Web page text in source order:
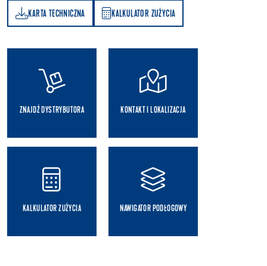
KARTA TECHNICZNA KALKULATOR ZUŻYCIA
KALKULATOR ZUŻYCIA
ZNAJDŹ DYSTRYBUTORA KONTAKT I LOKALIZACJA
KALKULATOR ZUŻYCIA NAWIGATOR PODŁOGOWY